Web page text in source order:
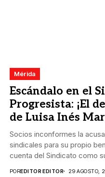
Mérida
Escándalo en el
Progresista: ¡El
de Luisa Inés
Socios inconformes la
sindicales para su propio
cuenta del Sindicato como
POREDITOR EDITOR 29 AGOSTO,